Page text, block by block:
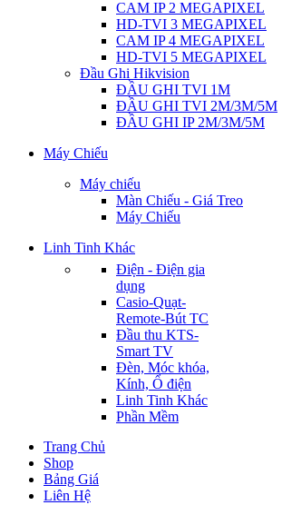
CAM IP 2 MEGAPIXEL
HD-TVI 3 MEGAPIXEL
CAM IP 4 MEGAPIXEL
HD-TVI 5 MEGAPIXEL
Đầu Ghi Hikvision
ĐẦU GHI TVI 1M
ĐẦU GHI TVI 2M/3M/5M
ĐẦU GHI IP 2M/3M/5M
Máy Chiếu
Máy chiếu
Màn Chiếu - Giá Treo
Máy Chiếu
Linh Tinh Khác
Điện - Điện gia
dụng
Casio-Quạt-
Remote-Bút TC
Đầu thu KTS-
Smart TV
Đèn, Móc khóa,
Kính, Ổ điện
Linh Tinh Khác
Phần Mềm
Trang Chủ
Shop
Bảng Giá
Liên Hệ